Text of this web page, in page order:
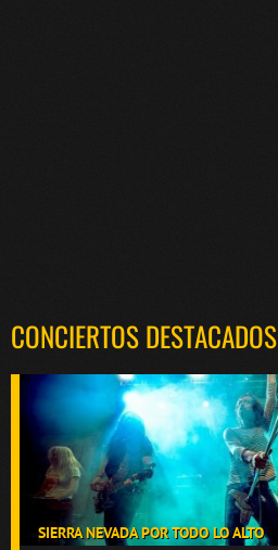
CONCIERTOS DESTACADOS
SIERRA NEVADA POR TODO LO ALTO